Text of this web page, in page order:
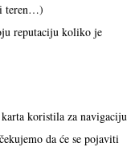
teren…)
reputaciju koliko je
koristila za navigaciju
da će se pojaviti